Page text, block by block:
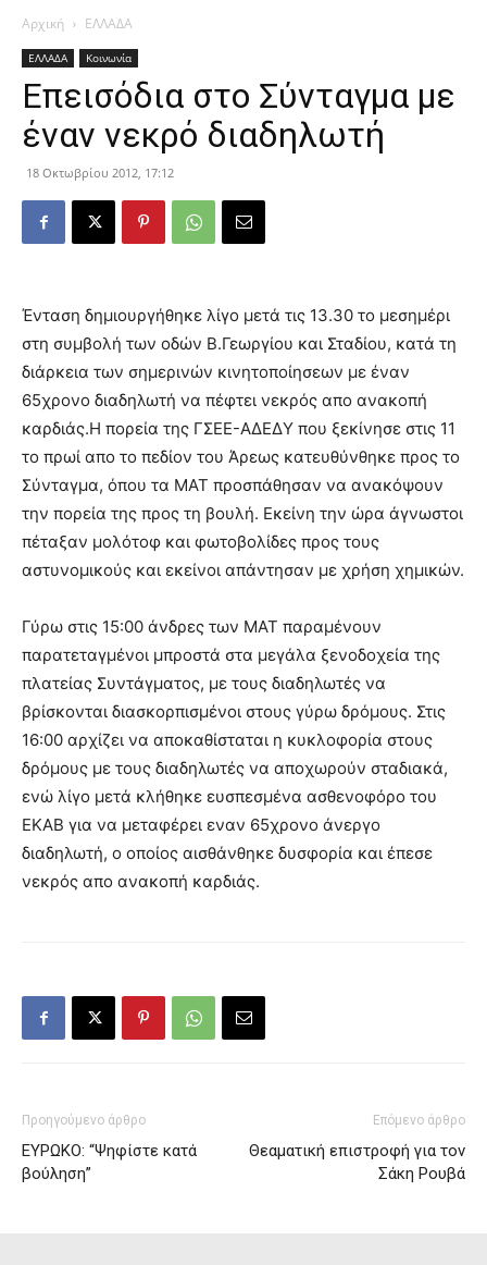
Αρχική ΕΛΛΑΔΑ
ΕΛΛΑΔΑ Κοινωνία
Επεισόδια στο Σύνταγμα με
έναν νεκρό διαδηλωτή
18 Οκτωβρίου 2012, 17:12
Ένταση δημιουργήθηκε λίγο μετά τις 13.30 το μεσημέρι
στη συμβολή των οδών Β.Γεωργίου και Σταδίου, κατά τη
διάρκεια των σημερινών κινητοποίησεων με έναν
65χρονο διαδηλωτή να πέφτει νεκρός απο ανακοπή
καρδιάς.Η πορεία της ΓΣΕΕ-ΑΔΕΔΥ που ξεκίνησε στις 11
το πρωί απο το πεδίον του Άρεως κατευθύνθηκε προς το
Σύνταγμα, όπου τα ΜΑΤ προσπάθησαν να ανακόψουν
την πορεία της προς τη βουλή. Εκείνη την ώρα άγνωστοι
πέταξαν μολότοφ και φωτοβολίδες προς τους
αστυνομικούς και εκείνοι απάντησαν με χρήση χημικών.
Γύρω στις 15:00 άνδρες των ΜΑΤ παραμένουν
παρατεταγμένοι μπροστά στα μεγάλα ξενοδοχεία της
πλατείας Συντάγματος, με τους διαδηλωτές να
βρίσκονται διασκορπισμένοι στους γύρω δρόμους. Στις
16:00 αρχίζει να αποκαθίσταται η κυκλοφορία στους
δρόμους με τους διαδηλωτές να αποχωρούν σταδιακά,
ενώ λίγο μετά κλήθηκε ευσπεσμένα ασθενοφόρο του
ΕΚΑΒ για να μεταφέρει εναν 65χρονο άνεργο
διαδηλωτή, ο οποίος αισθάνθηκε δυσφορία και έπεσε
νεκρός απο ανακοπή καρδιάς.
Προηγούμενο άρθρο
ΕΥΡΩΚΟ: “Ψηφίστε κατά
βούληση”
Επόμενο άρθρο
Θεαματική επιστροφή για τον
Σάκη Ρουβά